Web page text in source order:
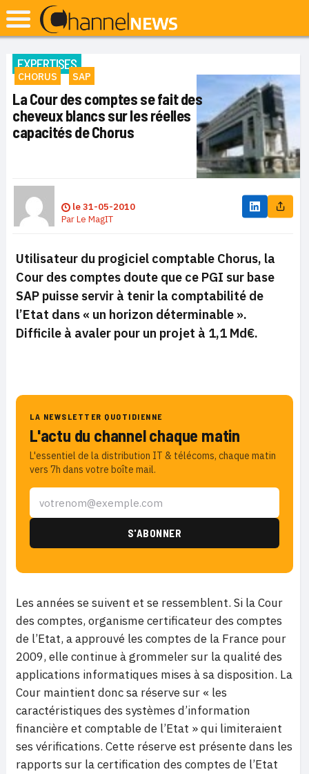
EXPERTISES
CHORUS SAP
La Cour des comptes se fait des
cheveux blancs sur les réelles
capacités de Chorus
le31-05-2010
ParLe MagIT
Utilisateur du progiciel comptable Chorus, la
Cour des comptes doute que ce PGI sur base
SAP puisse servir à tenir la comptabilité de
l’Etat dans « un horizon déterminable ».
Difficile à avaler pour un projet à 1,1 Md€.
LA NEWSLETTER QUOTIDIENNE
L'actu du channel chaque matin
L'essentiel de la distribution IT & télécoms, chaque matin
vers 7h dans votre boîte mail.
Les années se suivent et se ressemblent. Si la Cour
des comptes, organisme certificateur des comptes
de l’Etat, a approuvé les comptes de la France pour
2009, elle continue à grommeler sur la qualité des
applications informatiques mises à sa disposition. La
Cour maintient donc sa réserve sur « les
caractéristiques des systèmes d’information
financière et comptable de l’Etat » qui limiteraient
ses vérifications. Cette réserve est présente dans les
rapports sur la certification des comptes de l’Etat